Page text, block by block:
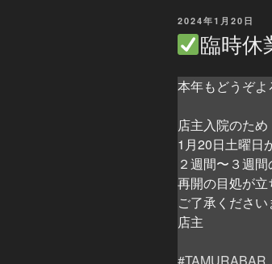
投
稿
日:
2024年1月20日
臨時休
本年もどうぞよ
店主入院のため
1月20日土曜日
２週間〜３週
再開の目処が立
ご了承ください
店主
#TAMURABAR